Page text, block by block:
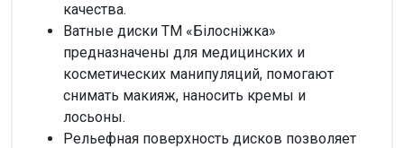
качества.
Ватные диски ТМ «Білосніжка»
предназначены для медицинских и
косметических манипуляций, помогают
снимать макияж, наносить кремы и
лосьоны.
Рельефная поверхность дисков позволяет